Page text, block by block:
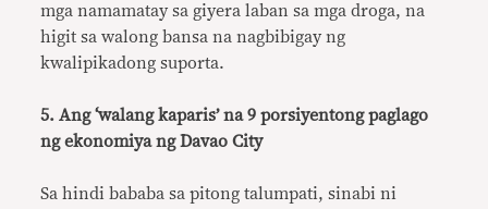
mga namamatay sa giyera laban sa mga droga, na
higit sa walong bansa na nagbibigay ng
kwalipikadong suporta.
5. Ang ‘walang kaparis’ na 9 porsiyentong paglago
ng ekonomiya ng Davao City
Sa hindi bababa sa pitong talumpati, sinabi ni